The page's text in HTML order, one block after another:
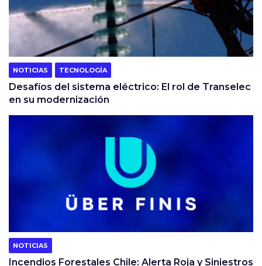
NOTICIAS TECNOLOGÍA
Desafíos del sistema eléctrico: El rol de Transelec
en su modernización
NOTICIAS
Incendios Forestales Chile: Alerta Roja y Siniestros